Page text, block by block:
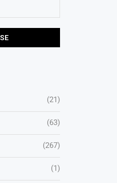
(21)
(63)
(267)
(1)